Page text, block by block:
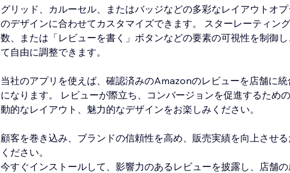
グリッド、カルーセル、またはバッジなどの多彩なレイアウトオ
のデザインに合わせてカスタマイズできます。 スターレーティン
数、または「レビューを書く」ボタンなどの要素の可視性を制御
て自由に調整できます。
当社のアプリを使えば、確認済みのAmazonのレビューを店舗に
になります。 レビューが際立ち、コンバージョンを促進するため
動的なレイアウト、魅力的なデザインをお楽しみください。
顧客を巻き込み、ブランドの信頼性を高め、販売実績を向上させ
ください。
今すぐインストールして、影響力のあるレビューを披露し、店舗の